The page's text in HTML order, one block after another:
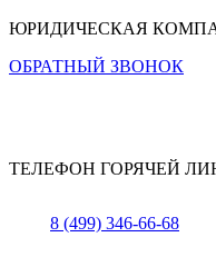
ЮРИДИЧЕСКАЯ
ОБРАТНЫЙ ЗВОНОК
ТЕЛЕФОН ГОРЯЧЕЙ
8 (499) 346-66-68